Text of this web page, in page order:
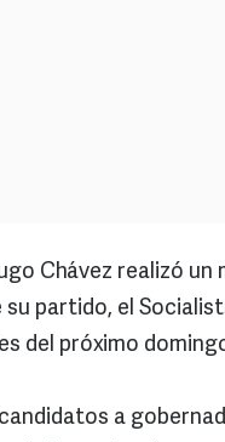
Chávez realizó
partido, el
del próximo
a